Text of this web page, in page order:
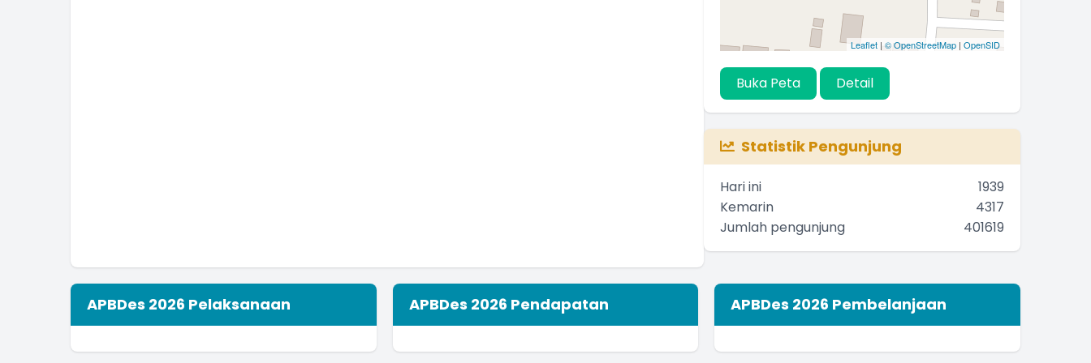
Leaflet | © OpenStreetMap | OpenSID
Buka Peta Detail
Statistik Pengunjung
Hari ini
1939
Kemarin
4317
Jumlah pengunjung
401619
APBDes 2026 Pelaksanaan APBDes 2026 Pendapatan APBDes 2026 Pembelanjaan